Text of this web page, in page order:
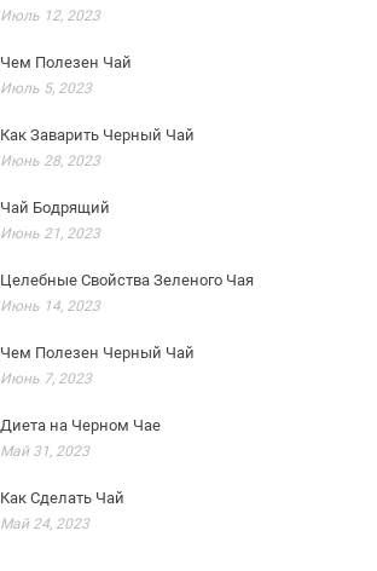
Июль 12, 2023
Чем Полезен Чай
Июль 5, 2023
Как Заварить Черный Чай
Июнь 28, 2023
Чай Бодрящий
Июнь 21, 2023
Целебные Свойства Зеленого Чая
Июнь 14, 2023
Чем Полезен Черный Чай
Июнь 7, 2023
Диета на Черном Чае
Май 31, 2023
Как Сделать Чай
Май 24, 2023